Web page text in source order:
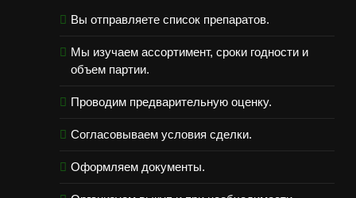
Вы отправляете список препаратов.
Мы изучаем ассортимент, сроки годности и
объем партии.
Проводим предварительную оценку.
Согласовываем условия сделки.
Оформляем документы.